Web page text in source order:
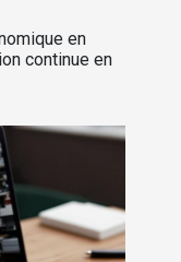
en
continue en